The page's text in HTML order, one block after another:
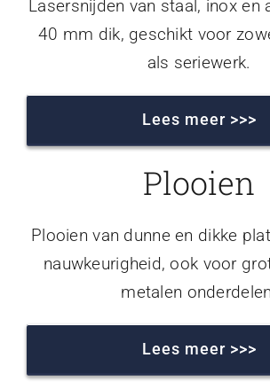
Lasersnijden van staal, inox en
40 mm dik, geschikt voor
als seriewerk.
Lees meer >>>
Plooien
Plooien van dunne en dikke
nauwkeurigheid, ook voor
metalen
Lees meer >>>